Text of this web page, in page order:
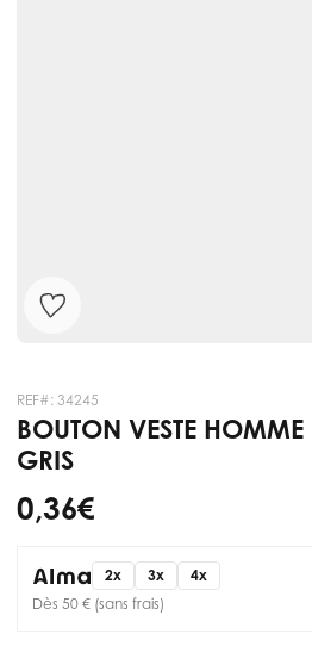
REF#: 34245
BOUTON VESTE
GRIS
0,36 €
2x 3x
4x
Dès 50 € (sans frais)